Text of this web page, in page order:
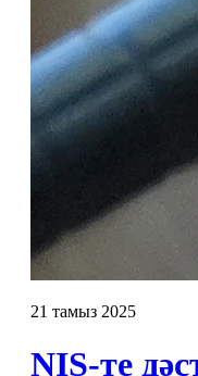
21 тамыз 2025
NIS-те